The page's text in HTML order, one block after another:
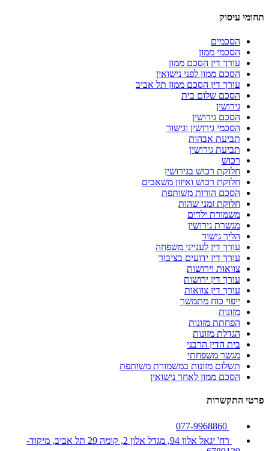
תחומי עיסוק
הסכמים
הסכמי ממון
עורך דין הסכם ממון
הסכם ממון לפני נישואין
עורך דין הסכם ממון תל אביב
הסכם שלום בית
גירושין
הסכם גירושין
הסכמי גירושין וגישור
תביעת אבהות
תביעת גירושין
רכוש
חלוקת רכוש בגירושין
חלוקת רכוש ואיזון משאבים
הסכם הורות משותפת
חלוקת זמני שהות
משמורת ילדים
מגשרת גירושין
הליך גישור
עורך דין לענייני משפחה
עורך דין ידועים בציבור
צוואות וירושות
עורך דין ירושות
עורך דין צוואות
ייפוי כוח מתמשך
מזונות
הפחתת מזונות
הגדלת מזונות
בית הדין הרבני
מגשר משפחתי
תשלום מזונות במשמורת משותפת
הסכם ממון לאחר נישואין
פרטי התקשרות
רח' יגאל אלון 94, מגדל אלון 2, קומה 29 תל אביב, מיקוד-